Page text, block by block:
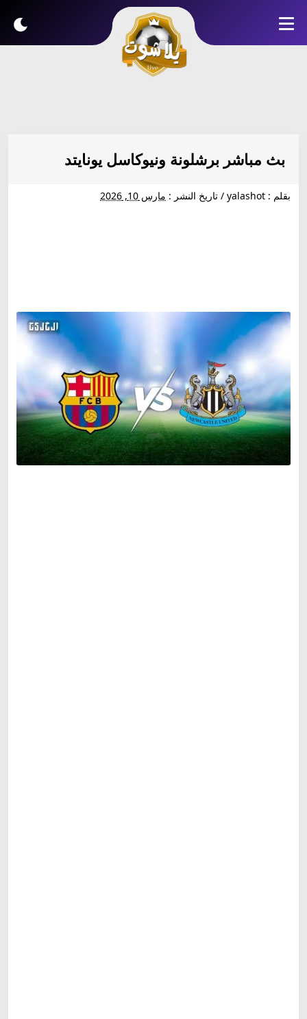
بث مباشر برشلونة ونيوكاسل يونايتد
بقلم : yalashot
/ تاريخ النشر : مارس 10, 2026